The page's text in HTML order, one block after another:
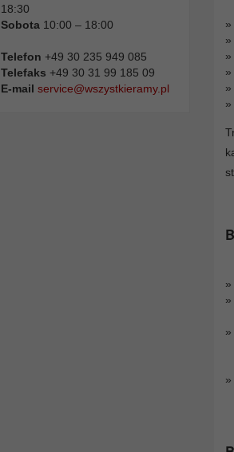
18:30
Sobota 10:00 – 18:00
Telefon +49 30 235 949 085
Telefaks +49 30 31 99 185 09
E-mail service@wszystkieramy.pl